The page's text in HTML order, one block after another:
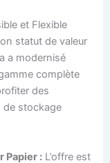
et Flexible
statut de valeur
a modernisé
complète
des
de stockage
Papier : L’offre est